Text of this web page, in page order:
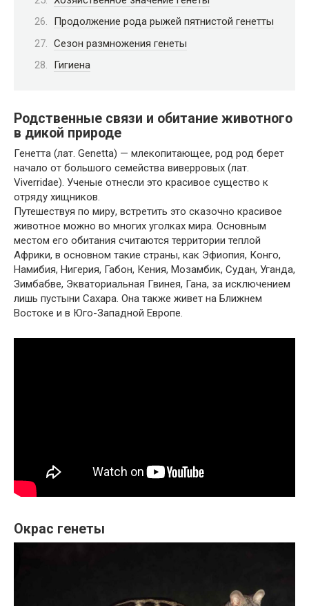
Продолжение рода рыжей пятнистой генетты
Сезон размножения генеты
Гигиена
Родственные связи и обитание животного
в дикой природе
Генетта (лат. Genetta) — млекопитающее, род род берет
начало от большого семейства виверровых (лат.
Viverridae). Ученые отнесли это красивое существо к
отряду хищников.
Путешествуя по миру, встретить это сказочно красивое
животное можно во многих уголках мира. Основным
местом его обитания считаются территории теплой
Африки, в основном такие страны, как Эфиопия, Конго,
Намибия, Нигерия, Габон, Кения, Мозамбик, Судан, Уганда,
Зимбабве, Экваториальная Гвинея, Гана, за исключением
лишь пустыни Сахара. Она также живет на Ближнем
Востоке и в Юго-Западной Европе.
Окрас генеты